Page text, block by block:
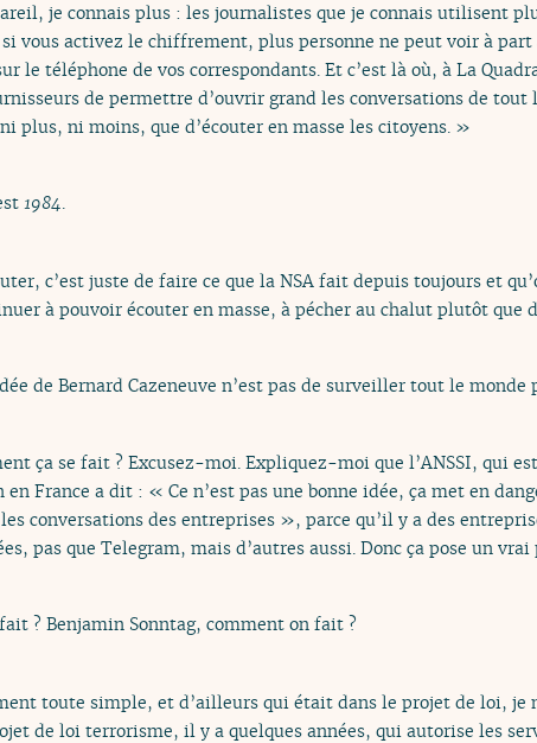
je connais plus : les journalistes que je connais utilisent
vous activez le chiffrement, plus personne ne peut voir à
le téléphone de vos correspondants. Et c’est là où, à La
de permettre d’ouvrir grand les conversations de tout
plus, ni moins, que d’écouter en masse les citoyens. »
1984.
c’est juste de faire ce que la NSA fait depuis toujours et
à pouvoir écouter en masse, à pécher au chalut plutôt que
de Bernard Cazeneuve n’est pas de surveiller tout le
ça se fait ? Excusez-moi. Expliquez-moi que l’ANSSI, qui
France a dit : « Ce n’est pas une bonne idée, ça met en
conversations des entreprises », parce qu’il y a des
pas que Telegram, mais d’autres aussi. Donc ça pose un vrai
? Benjamin Sonntag, comment on fait ?
toute simple, et d’ailleurs qui était dans le projet de loi, je
de loi terrorisme, il y a quelques années, qui autorise les